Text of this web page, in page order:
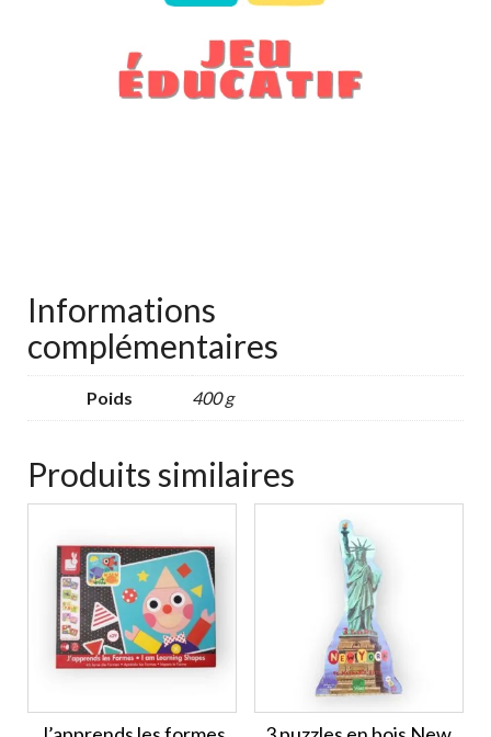
Informations
complémentaires
Poids 400 g
Produits similaires